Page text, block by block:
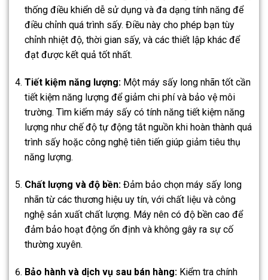
thống điều khiển dễ sử dụng và đa dạng tính năng để
điều chỉnh quá trình sấy. Điều này cho phép bạn tùy
chỉnh nhiệt độ, thời gian sấy, và các thiết lập khác để
đạt được kết quả tốt nhất.
Tiết kiệm năng lượng:Một máy sấy long nhãn tốt cần
tiết kiệm năng lượng để giảm chi phí và bảo vệ môi
trường. Tìm kiếm máy sấy có tính năng tiết kiệm năng
lượng như chế độ tự động tắt nguồn khi hoàn thành quá
trình sấy hoặc công nghệ tiên tiến giúp giảm tiêu thụ
năng lượng.
Chất lượng và độ bền:Đảm bảo chọn máy sấy long
nhãn từ các thương hiệu uy tín, với chất liệu và công
nghệ sản xuất chất lượng. Máy nên có độ bền cao để
đảm bảo hoạt động ổn định và không gây ra sự cố
thường xuyên.
Bảo hành và dịch vụ sau bán hàng:Kiểm tra chính